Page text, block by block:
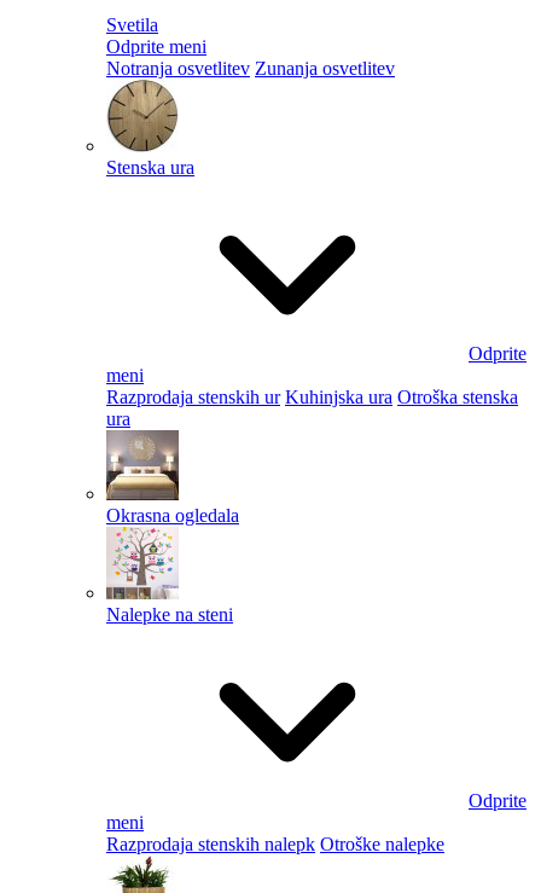
Svetila
Odprite meni
Notranja osvetlitev Zunanja osvetlitev
Stenska ura
Odprite
meni
Razprodaja stenskih ur Kuhinjska ura Otroška stenska
ura
Okrasna ogledala
Nalepke na steni
Odprite
meni
Razprodaja stenskih nalepk Otroške nalepke